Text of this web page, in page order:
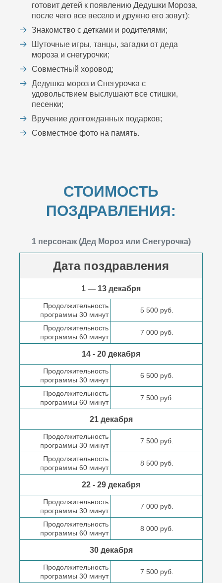
готовит детей к появлению Дедушки Мороза,
после чего все весело и дружно его зовут);
Знакомство с детками и родителями;
Шуточные игры, танцы, загадки от деда
мороза и снегурочки;
Совместный хоровод;
Дедушка мороз и Снегурочка с
удовольствием выслушают все стишки,
песенки;
Вручение долгожданных подарков;
Совместное фото на память.
СТОИМОСТЬ
ПОЗДРАВЛЕНИЯ:
1 персонаж (Дед Мороз или Снегурочка)
Дата поздравления
1 — 13 декабря
Продолжительность
программы 30 минут
5 500 руб.
Продолжительность
программы 60 минут
7 000 руб.
14 - 20 декабря
Продолжительность
программы 30 минут
6 500 руб.
Продолжительность
программы 60 минут
7 500 руб.
21 декабря
Продолжительность
программы 30 минут
7 500 руб.
Продолжительность
программы 60 минут
8 500 руб.
22 - 29 декабря
Продолжительность
программы 30 минут
7 000 руб.
Продолжительность
программы 60 минут
8 000 руб.
30 декабря
Продолжительность
программы 30 минут
7 500 руб.